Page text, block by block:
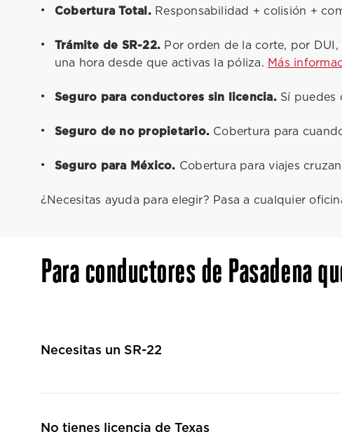
Cobertura Total.Responsabilidad + colisión +
Trámite de SR-22. Por orden de la corte, por
una hora desde que activas la póliza. Más
Seguro para conductores sin licencia.Sí puedes
Seguro de no propietario. Cobertura para
Seguro para México. Cobertura para viajes
¿Necesitas ayuda para elegir? Pasa a cualquier
Para conductores de Pasadena
Necesitas un SR-22
No tienes licencia de Texas